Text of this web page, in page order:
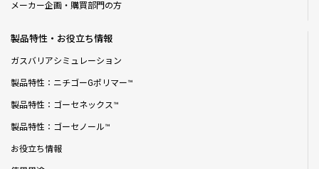
メーカー企画・購買部門の方
製品特性・お役立ち情報
ガスバリアシミュレーション
製品特性：ニチゴーGポリマー™
製品特性：ゴーセネックス™
製品特性：ゴーセノール™
お役立ち情報